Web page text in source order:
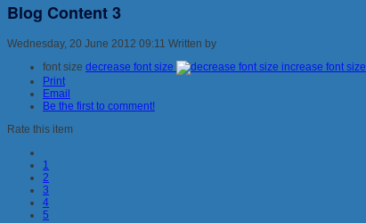
Blog Content 3
Wednesday, 20 June 2012 09:11 Written by
font size decrease font size
increase font size
Print
Email
Be the first to comment!
Rate this item
1
2
3
4
5